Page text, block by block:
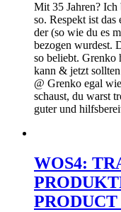
Mit 35 Jahren? Ich
so. Respekt ist
der (so wie du es
bezogen wurdest.
so beliebt. Grenko
kann & jetzt
@ Grenko egal
schaust, du warst
guter und
WOS4: